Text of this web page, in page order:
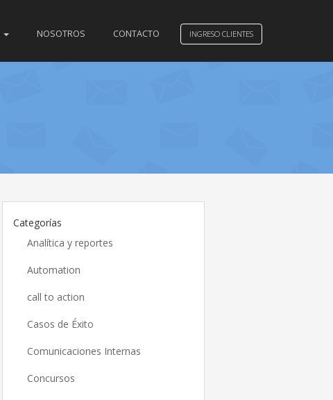
INGRESO CLIENTES
NOSOTROS CONTACTO
Categorías
Analítica y reportes
Automation
call to action
Casos de Éxito
Comunicaciones Internas
Concursos